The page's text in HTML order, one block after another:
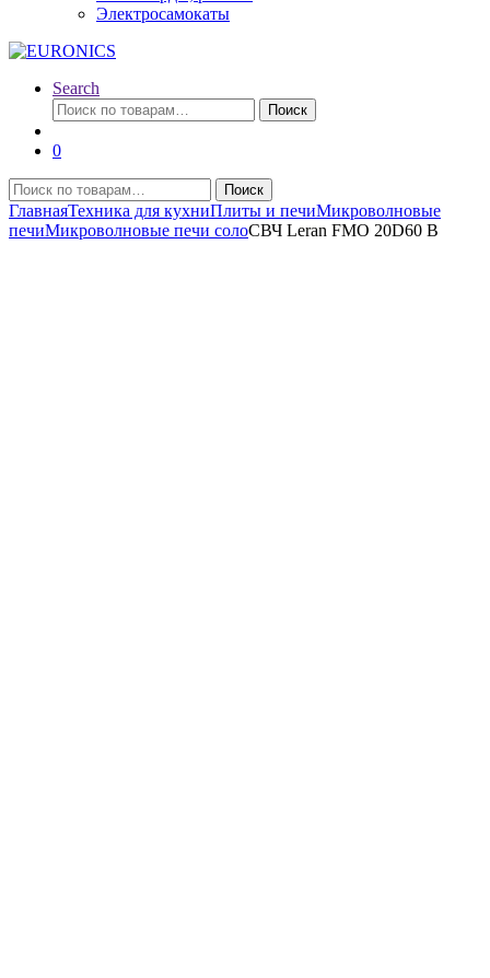
Электросамокаты
Search
Искать:
Поиск
0
Искать:
Поиск
ГлавнаяТехника для кухниПлиты и печиМикроволновые
печиМикроволновые печи солоСВЧ Leran FMO 20D60 B